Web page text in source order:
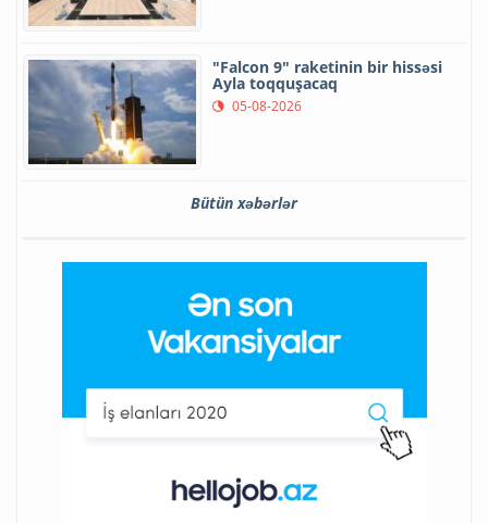
"Falcon 9" raketinin bir hissəsi
Ayla toqquşacaq
05-08-2026
Bütün xəbərlər